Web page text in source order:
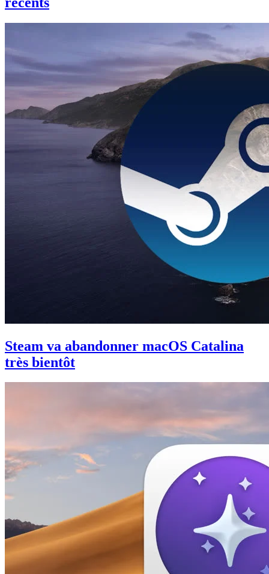
Steam va abandonner macOS Catalina
très bientôt